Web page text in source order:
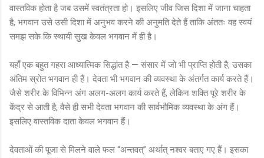
वास्तविक होता है जब उसमें स्वतंत्रता हो। इसलिए जीव जिस दिशा में जाना चाहता
है, भगवान उसे उसी दिशा में अनुभव करने की अनुमति देते हैं ताकि अंततः वह स्वयं
समझ सके कि स्थायी सुख केवल भगवान में ही है।
यहाँ एक बहुत गहरा आध्यात्मिक सिद्धांत है — संसार में जो भी प्राप्ति होती है, उसका
अंतिम स्रोत भगवान ही हैं। देवता भी भगवान की व्यवस्था के अंतर्गत कार्य करते हैं।
जैसे शरीर के विभिन्न अंग अलग-अलग कार्य करते हैं, लेकिन शक्ति पूरे शरीर के
केंद्र से आती है, वैसे ही सभी देवता भगवान की सार्वभौमिक व्यवस्था के अंग हैं।
इसलिए वास्तविक दाता केवल भगवान हैं।
देवताओं की पूजा से मिलने वाले फल “अन्तवत्” अर्थात् नश्वर बताए गए हैं। इसका